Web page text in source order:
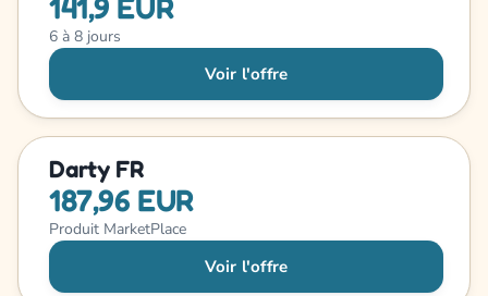
141,9 EUR
6 à 8 jours
Voir l'offre
Darty FR
187,96 EUR
Produit MarketPlace
Voir l'offre